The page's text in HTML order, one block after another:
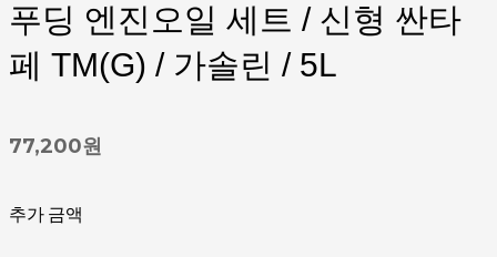
푸딩 엔진오일 세트 / 신형 싼타
페 TM(G) / 가솔린 / 5L
77,200원
추가 금액